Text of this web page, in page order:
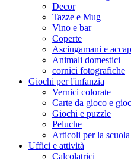
Decor
Tazze e Mug
Vino e bar
Coperte
Asciugamani e
Animali domestici
cornici fotografiche
Giochi per l'infanzia
Vernici colorate
Carte da gioco e
Giochi e puzzle
Peluche
Articoli per la scuola
Uffici e attività
Calcolatrici